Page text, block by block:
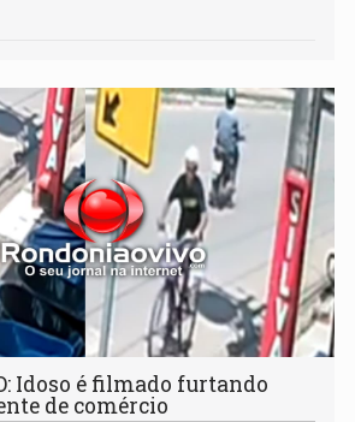
Idoso é filmado furtando
de comércio